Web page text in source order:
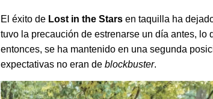
El éxito de Lost in the Stars en taquilla ha
tuvo la precaución de estrenarse un día antes,
entonces, se ha mantenido en una segunda
expectativas no eran deblockbuster.